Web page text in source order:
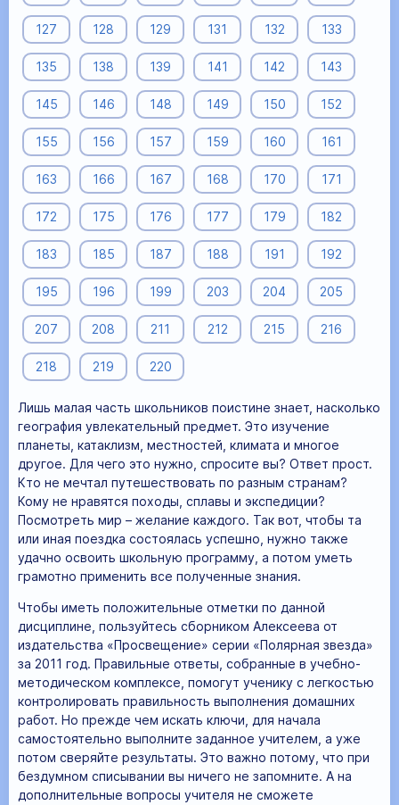
127 128 129 131 132 133
135 138 139 141 142 143
145 146 148 149 150 152
155 156 157 159 160 161
163 166 167 168 170 171
172 175 176 177 179 182
183 185 187 188 191 192
195 196 199 203 204 205
207 208 211 212 215 216
218 219 220
Лишь малая часть школьников поистине знает, насколько
география увлекательный предмет. Это изучение
планеты, катаклизм, местностей, климата и многое
другое. Для чего это нужно, спросите вы? Ответ прост.
Кто не мечтал путешествовать по разным странам?
Кому не нравятся походы, сплавы и экспедиции?
Посмотреть мир – желание каждого. Так вот, чтобы та
или иная поездка состоялась успешно, нужно также
удачно освоить школьную программу, а потом уметь
грамотно применить все полученные знания.
Чтобы иметь положительные отметки по данной
дисциплине, пользуйтесь сборником Алексеева от
издательства «Просвещение» серии «Полярная звезда»
за 2011 год. Правильные ответы, собранные в учебно-
методическом комплексе, помогут ученику с легкостью
контролировать правильность выполнения домашних
работ. Но прежде чем искать ключи, для начала
самостоятельно выполните заданное учителем, а уже
потом сверяйте результаты. Это важно потому, что при
бездумном списывании вы ничего не запомните. А на
дополнительные вопросы учителя не сможете